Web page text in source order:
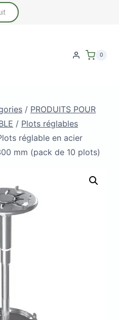
0
/ PRODUITS POUR
/ Plots réglables
réglable en acier
mm (pack de 10 plots)